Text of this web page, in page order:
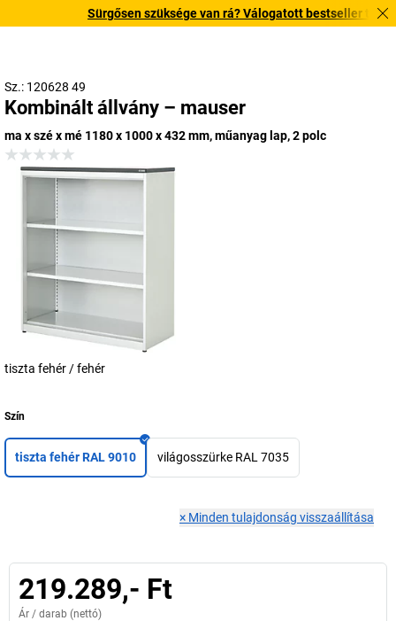
Sürgősen szüksége van rá? Válogatott bestseller
Sz.: 120628 49
Kombinált állvány – mauser
ma x szé x mé 1180 x 1000 x 432 mm, műanyag lap, 2 polc
tiszta fehér / fehér
Szín
tiszta fehér RAL 9010 világosszürke RAL 7035
× Minden tulajdonság visszaállítása
219.289,- Ft
Ár / darab (nettó)